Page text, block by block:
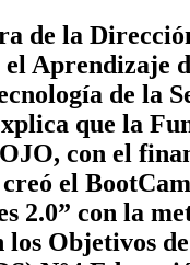
de la
Aprendizaje
de la
que la
con el
el
2.0” con la
Objetivos